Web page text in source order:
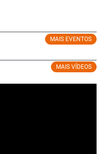
MAIS EVENTOS
MAIS VÍDEOS